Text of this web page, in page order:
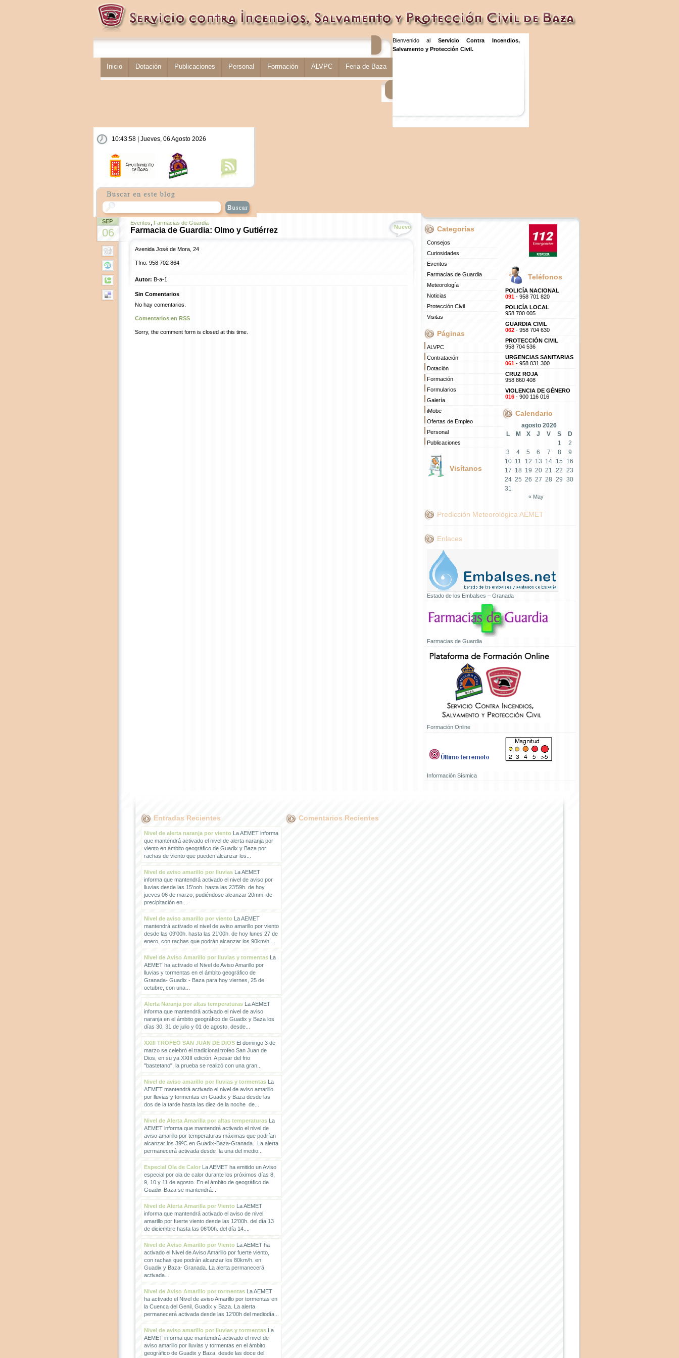
Inicio Dotación Publicaciones Personal Formación ALVPC Feria de Baza
Bienvenido al Servicio Contra Incendios,
Salvamento y Protección Civil.
10:43:59 | Jueves, 06 Agosto 2026
SEP
06
Eventos Farmacias de Guardia
Farmacia de Guardia: Olmo y Gutiérrez Nuevo
Avenida José de Mora, 24
Tfno: 958 702 864
Autor: B-a-1
Sin Comentarios
No hay comentarios.
Comentarios en RSS
Sorry, the comment form is closed at this time.
Categorías
Consejos
Curiosidades
Eventos
Farmacias de Guardia
Meteorología
Noticias
Protección Civil
Visitas
Páginas
ALVPC
Contratación
Dotación
Formación
Formularios
Galería
iMobe
Ofertas de Empleo
Personal
Publicaciones
Visítanos
Teléfonos
POLICÍA NACIONAL
091- 958 701 820
POLICÍA LOCAL
958 700 005
GUARDIA CIVIL
062- 958 704 630
PROTECCIÓN CIVIL
958 704 536
URGENCIAS SANITARIAS
061- 958 031 300
CRUZ ROJA
958 860 408
VIOLENCIA DE GÉNERO
016- 900 116 016
Calendario
agosto 2026
L
M X J V S
D
1
2
3
4 5 6 7 8
9
10 11 12 13 14 15
16
17 18 19 20 21 22 23
24 25 26 27 28 29 30
31
« May
Predicción Meteorológica AEMET
Enlaces
Estado de los Embalses – Granada
Farmacias de Guardia
Formación Online
Información Sísmica
Entradas Recientes
Nivel de alerta naranja por vientoLa AEMET informa
que mantendrá activado el nivel de alerta naranja por
viento en ámbito geográfico de Guadix y Baza por
rachas de viento que pueden alcanzar los...
Nivel de aviso amarillo por lluviasLa AEMET
informa que mantendrá activado el nivel de aviso por
lluvias desde las 15'ooh. hasta las 23'59h. de hoy
jueves 06 de marzo, pudiéndose alcanzar 20mm. de
precipitación en...
Nivel de aviso amarillo por vientoLa AEMET
mantendrá activado el nivel de aviso amarillo por viento
desde las 09'00h. hasta las 21'00h. de hoy lunes 27 de
enero, con rachas que podrán alcanzar los 90km/h....
Nivel de Aviso Amarillo por lluvias y tormentasLa
AEMET ha activado el Nivel de Aviso Amarillo por
lluvias y tormentas en el ámbito geográfico de
Granada- Guadix - Baza para hoy viernes, 25 de
octubre, con una...
Alerta Naranja por altas temperaturasLa AEMET
informa que mantendrá activado el nivel de aviso
naranja en el ámbito geográfico de Guadix y Baza los
días 30, 31 de julio y 01 de agosto, desde...
XXIII TROFEO SAN JUAN DE DIOSEl domingo 3 de
marzo se celebró el tradicional trofeo San Juan de
Dios, en su ya XXIII edición. A pesar del frio
"bastetano", la prueba se realizó con una gran...
Nivel de aviso amarillo por lluvias y tormentasLa
AEMET mantendrá activado el nivel de aviso amarillo
por lluvias y tormentas en Guadix y Baza desde las
dos de la tarde hasta las diez de la noche de...
Nivel de Alerta Amarilla por altas temperaturasLa
AEMET informa que mantendrá activado el nivel de
aviso amarillo por temperaturas máximas que podrían
alcanzar los 39ºC en Guadix-Baza-Granada. La alerta
permanecerá activada desde la una del medio...
Especial Ola de CalorLa AEMET ha emitido un Aviso
especial por ola de calor durante los próximos días 8,
9, 10 y 11 de agosto. En el ámbito de geográfico de
Guadix-Baza se mantendrá...
Nivel de Alerta Amarilla por VientoLa AEMET
informa que mantendrá activado el aviso de nivel
amarillo por fuerte viento desde las 12'00h. del día 13
de diciembre hasta las 06'00h. del día 14....
Nivel de Aviso Amarillo por VientoLa AEMET ha
activado el Nivel de Aviso Amarillo por fuerte viento,
con rachas que podrán alcanzar los 80km/h. en
Guadix y Baza- Granada. La alerta permanecerá
activada...
Nivel de Aviso Amarillo por tormentasLa AEMET
ha activado el Nivel de aviso Amarillo por tormentas en
la Cuenca del Genil, Guadix y Baza. La alerta
permanecerá activada desde las 12'00h del mediodía...
Nivel de aviso amarillo por lluvias y tormentasLa
AEMET informa que mantendrá activado el nivel de
aviso amarillo por lluvias y tormentas en el ámbito
geográfico de Guadix y Baza, desde las doce del
Comentarios Recientes